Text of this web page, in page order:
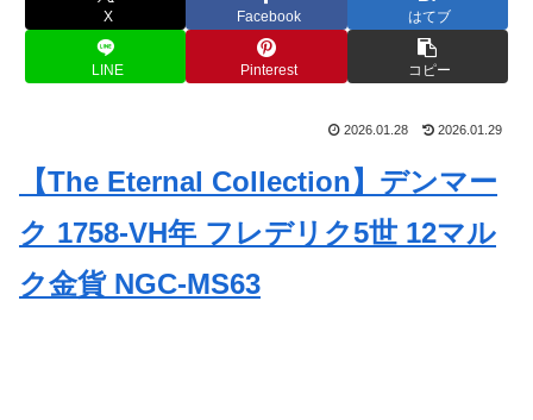
X Facebook はてブ
LINE Pinterest コピー
2026.01.28 2026.01.29
【The Eternal Collection】デンマー
ク 1758-VH年 フレデリク5世 12マル
ク金貨 NGC-MS63